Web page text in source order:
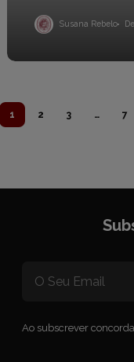
Susana Rebelo
1 2 3 … 7
Ao subscrever